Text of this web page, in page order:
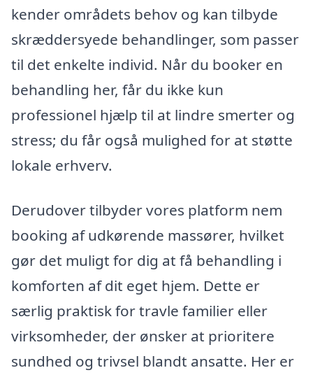
kender områdets behov og kan tilbyde
skræddersyede behandlinger, som passer
til det enkelte individ. Når du booker en
behandling her, får du ikke kun
professionel hjælp til at lindre smerter og
stress; du får også mulighed for at støtte
lokale erhverv.
Derudover tilbyder vores platform nem
booking af udkørende massører, hvilket
gør det muligt for dig at få behandling i
komforten af dit eget hjem. Dette er
særlig praktisk for travle familier eller
virksomheder, der ønsker at prioritere
sundhed og trivsel blandt ansatte. Her er